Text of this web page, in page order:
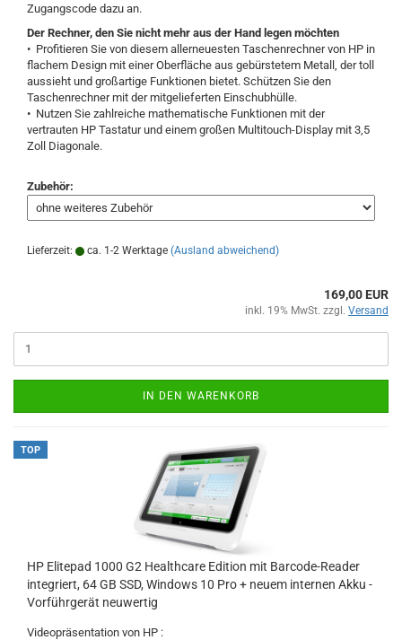
Zugangscode dazu an.
Der Rechner, den Sie nicht mehr aus der Hand legen möchten
• Profitieren Sie von diesem allerneuesten Taschenrechner von HP in
flachem Design mit einer Oberfläche aus gebürstetem Metall, der toll
aussieht und großartige Funktionen bietet. Schützen Sie den
Taschenrechner mit der mitgelieferten Einschubhülle.
• Nutzen Sie zahlreiche mathematische Funktionen mit der
vertrauten HP Tastatur und einem großen Multitouch-Display mit 3,5
Zoll Diagonale.
Zubehör:
Lieferzeit: ca. 1-2 Werktage (Ausland abweichend)
169,00 EUR
inkl. 19% MwSt. zzgl. Versand
IN DEN WARENKORB
TOP
HP Elitepad 1000 G2 Healthcare Edition mit Barcode-Reader
integriert, 64 GB SSD, Windows 10 Pro + neuem internen Akku -
Vorführgerät neuwertig
Videopräsentation von HP :